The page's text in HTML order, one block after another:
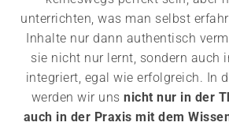
unterrichten, was man selbst
Inhalte nur dann authentisch
sie nicht nur lernt, sondern auch
integriert, egal wie erfolgreich. In
werden wir uns nicht nur in der
auch in der Praxis mit dem